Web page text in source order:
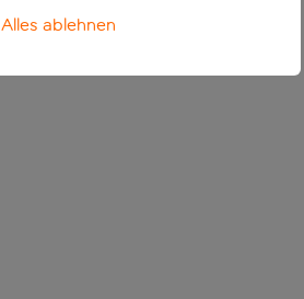
Alles ablehnen